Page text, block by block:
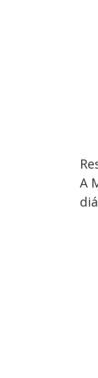
A